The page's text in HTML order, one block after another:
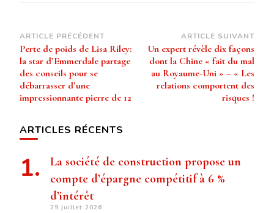
Navigation
d’article
ARTICLE PRÉCÉDENT
Perte de poids de Lisa Riley:
la star d’Emmerdale partage
des conseils pour se
débarrasser d’une
impressionnante pierre de 12
ARTICLE SUIVANT
Un expert révèle dix façons
dont la Chine « fait du mal
au Royaume-Uni » – « Les
relations comportent des
risques !
ARTICLES RÉCENTS
La société de construction propose un
compte d’épargne compétitif à 6 %
d’intérêt
29 juillet 2026